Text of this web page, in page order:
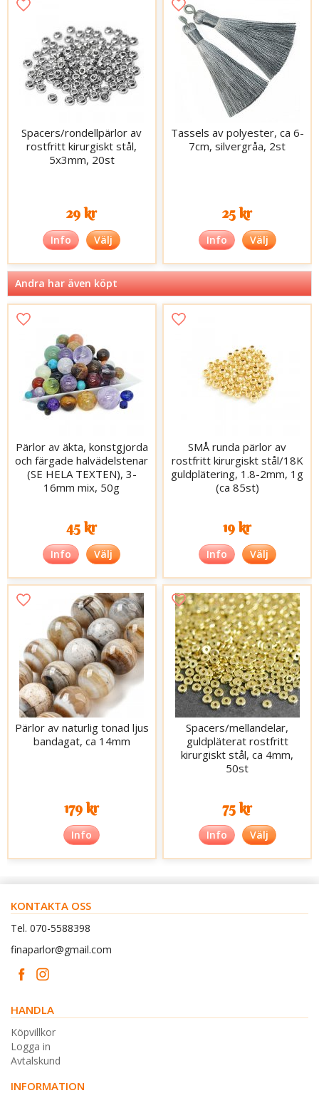
Spacers/rondellpärlor av
rostfritt kirurgiskt stål,
5x3mm, 20st
29 kr
Info Välj
Tassels av polyester, ca 6-
7cm, silvergråa, 2st
25 kr
Info Välj
Andra har även köpt
Pärlor av äkta, konstgjorda
och färgade halvädelstenar
(SE HELA TEXTEN), 3-
16mm mix, 50g
45 kr
Info Välj
SMÅ runda pärlor av
rostfritt kirurgiskt stål/18K
guldplätering, 1.8-2mm, 1g
(ca 85st)
19 kr
Info Välj
Pärlor av naturlig tonad ljus
bandagat, ca 14mm
179 kr
Info
Spacers/mellandelar,
guldpläterat rostfritt
kirurgiskt stål, ca 4mm,
50st
75 kr
Info Välj
KONTAKTA OSS
Tel. 070-5588398
finaparlor@gmail.com
HANDLA
Köpvillkor
Logga in
Avtalskund
INFORMATION